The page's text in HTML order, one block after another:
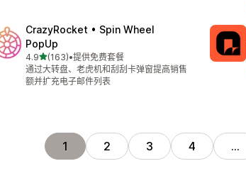
CrazyRocket • Spin Wheel
PopUp
4.9星（满分 5 星）
(163)
总共 163 条评论
•提供免费套餐
通过大转盘、老虎机和刮刮卡弹窗提高销售
额并扩充电子邮件列表
1 2 3 4 …